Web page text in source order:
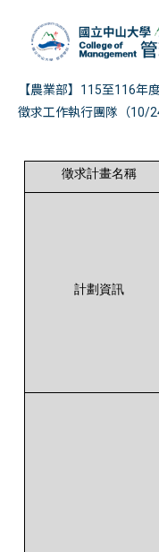
容
【農業部】115至116年
徵求工作執行團隊（10/
徵求計畫名稱
計劃資訊